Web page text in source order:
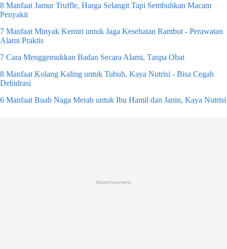
8 Manfaat Jamur Truffle, Harga Selangit Tapi Sembuhkan Macam
Penyakit
7 Manfaat Minyak Kemiri untuk Jaga Kesehatan Rambut - Perawatan
Alami Praktis
7 Cara Menggemukkan Badan Secara Alami, Tanpa Obat
8 Manfaat Kolang Kaling untuk Tubuh, Kaya Nutrisi - Bisa Cegah
Dehidrasi
6 Manfaat Buah Naga Merah untuk Ibu Hamil dan Janin, Kaya Nutrisi
Advertisement